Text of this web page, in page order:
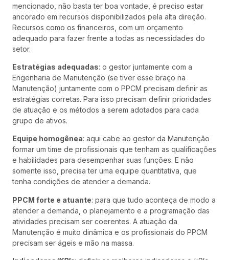
mencionado, não basta ter boa vontade, é preciso estar
ancorado em recursos disponibilizados pela alta direção.
Recursos como os financeiros, com um orçamento
adequado para fazer frente a todas as necessidades do
setor.
Estratégias adequadas: o gestor juntamente com a
Engenharia de Manutenção (se tiver esse braço na
Manutenção) juntamente com o PPCM precisam definir as
estratégias corretas. Para isso precisam definir prioridades
de atuação e os métodos a serem adotados para cada
grupo de ativos.
Equipe homogênea: aqui cabe ao gestor da Manutenção
formar um time de profissionais que tenham as qualificações
e habilidades para desempenhar suas funções. E não
somente isso, precisa ter uma equipe quantitativa, que
tenha condições de atender a demanda.
PPCM forte e atuante: para que tudo aconteça de modo a
atender a demanda, o planejamento e a programação das
atividades precisam ser coerentes. A atuação da
Manutenção é muito dinâmica e os profissionais do PPCM
precisam ser ágeis e mão na massa.